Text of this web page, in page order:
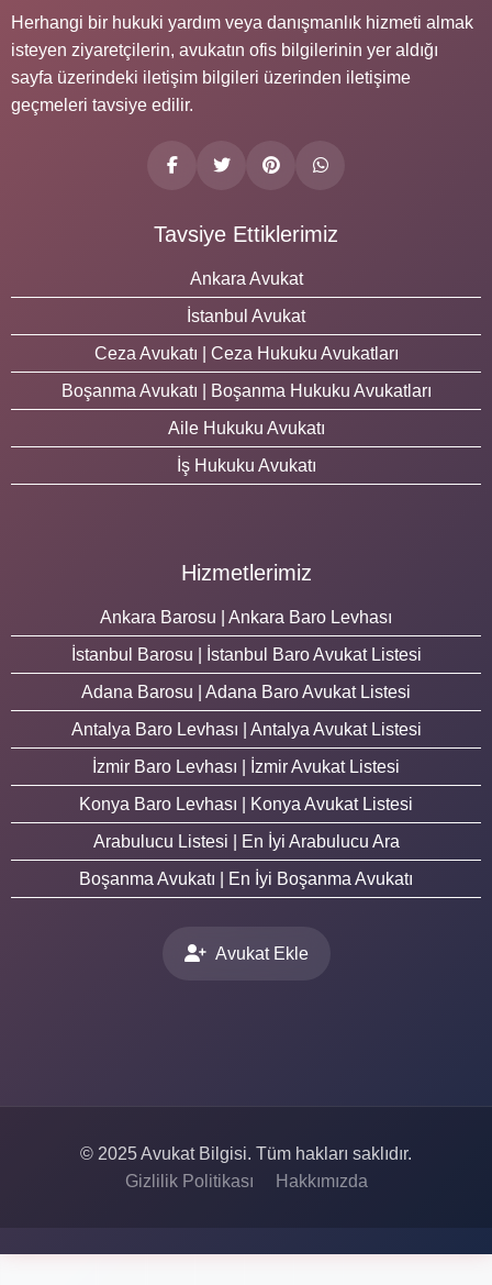
Herhangi bir hukuki yardım veya danışmanlık hizmeti almak
isteyen ziyaretçilerin, avukatın ofis bilgilerinin yer aldığı
sayfa üzerindeki iletişim bilgileri üzerinden iletişime
geçmeleri tavsiye edilir.
Tavsiye Ettiklerimiz
Ankara Avukat
İstanbul Avukat
Ceza Avukatı | Ceza Hukuku Avukatları
Boşanma Avukatı | Boşanma Hukuku Avukatları
Aile Hukuku Avukatı
İş Hukuku Avukatı
Hizmetlerimiz
Ankara Barosu | Ankara Baro Levhası
İstanbul Barosu | İstanbul Baro Avukat Listesi
Adana Barosu | Adana Baro Avukat Listesi
Antalya Baro Levhası | Antalya Avukat Listesi
İzmir Baro Levhası | İzmir Avukat Listesi
Konya Baro Levhası | Konya Avukat Listesi
Arabulucu Listesi | En İyi Arabulucu Ara
Boşanma Avukatı | En İyi Boşanma Avukatı
Avukat Ekle
© 2025 Avukat Bilgisi. Tüm hakları saklıdır.
Gizlilik Politikası
Hakkımızda